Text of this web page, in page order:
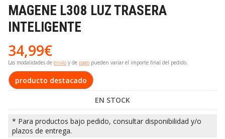
MAGENE L308 LUZ TRASERA
INTELIGENTE
34,99€
Las modalidades de envío y de pago pueden variar el importe final del pedido.
producto destacado
EN STOCK